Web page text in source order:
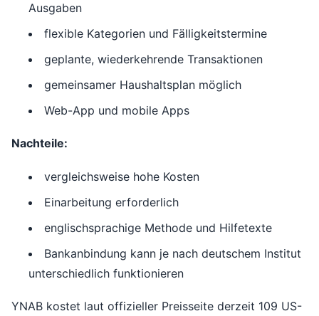
Ausgaben
flexible Kategorien und Fälligkeitstermine
geplante, wiederkehrende Transaktionen
gemeinsamer Haushaltsplan möglich
Web-App und mobile Apps
Nachteile:
vergleichsweise hohe Kosten
Einarbeitung erforderlich
englischsprachige Methode und Hilfetexte
Bankanbindung kann je nach deutschem Institut
unterschiedlich funktionieren
YNAB kostet laut offizieller Preisseite derzeit 109 US-